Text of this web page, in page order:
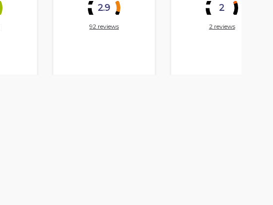
2.9
92 reviews
2
2 reviews